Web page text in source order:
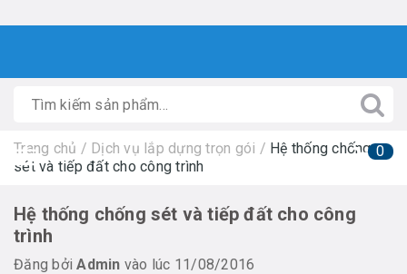
0
Trang chủ / Dịch vụ lắp dựng trọn gói / Hệ thống chống
sét và tiếp đất cho công trình
Hệ thống chống sét và tiếp đất cho công
trình
Đăng bởiAdmin vào lúc 11/08/2016